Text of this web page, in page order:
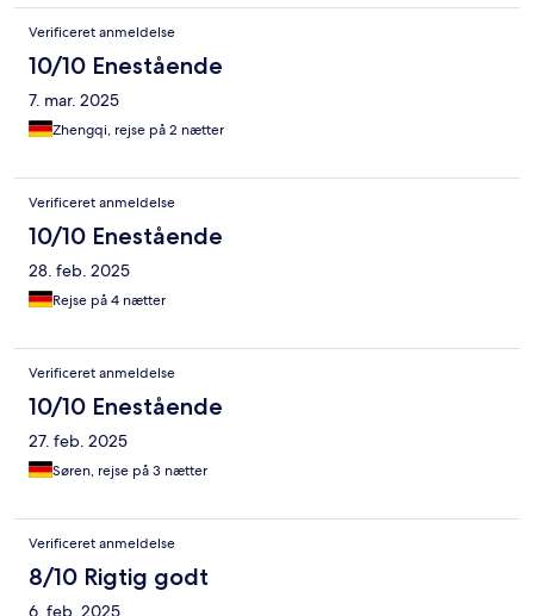
Verificeret anmeldelse
10/10 Enestående
7. mar. 2025
Zhengqi, rejse på 2 nætter
Verificeret anmeldelse
10/10 Enestående
28. feb. 2025
Rejse på 4 nætter
Verificeret anmeldelse
10/10 Enestående
27. feb. 2025
Søren, rejse på 3 nætter
Verificeret anmeldelse
8/10 Rigtig godt
6. feb. 2025